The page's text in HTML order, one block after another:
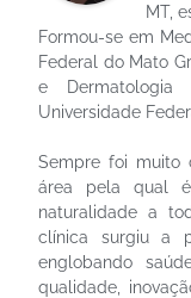
MT,
Formou-se em
Federal do Mato
e
Universidade
Sempre foi muito
área pela qual
naturalidade a
clínica surgiu a
englobando
qualidade,